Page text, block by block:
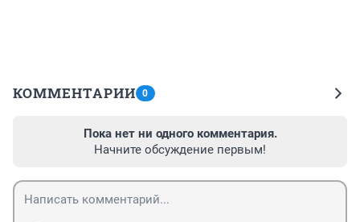
КОММЕНТАРИИ 0
Пока нет ни одного комментария.
Начните обсуждение первым!